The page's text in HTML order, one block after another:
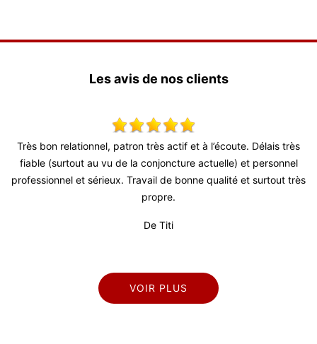
Les avis de nos clients
et à l’écoute. Délais très
actuelle) et personnel
bonne qualité et surtout très
Super travail ! Équipe très agréable
De Julien
VOIR PLUS